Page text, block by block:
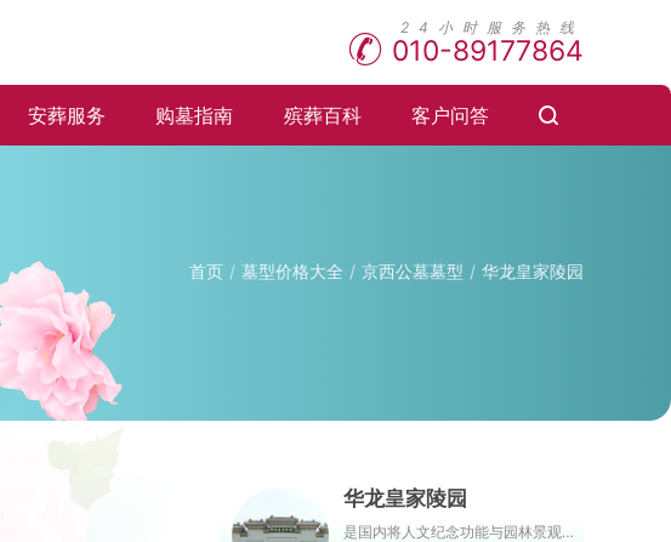
010-89177864
安葬服务 购墓指南 殡葬百科 客户问答
首页 墓型价格大全 京西公墓墓型 华龙皇家陵园
华龙皇家陵园
是国内将人文纪念功能与园林景观相结合的新型殡葬服务园区